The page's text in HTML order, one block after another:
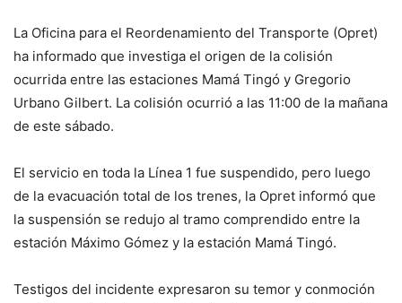
La Oficina para el Reordenamiento del Transporte (Opret)
ha informado que investiga el origen de la colisión
ocurrida entre las estaciones Mamá Tingó y Gregorio
Urbano Gilbert. La colisión ocurrió a las 11:00 de la mañana
de este sábado.
El servicio en toda la Línea 1 fue suspendido, pero luego
de la evacuación total de los trenes, la Opret informó que
la suspensión se redujo al tramo comprendido entre la
estación Máximo Gómez y la estación Mamá Tingó.
Testigos del incidente expresaron su temor y conmoción